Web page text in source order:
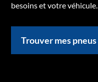
besoins et votre véhicule.
Trouver mes pneus